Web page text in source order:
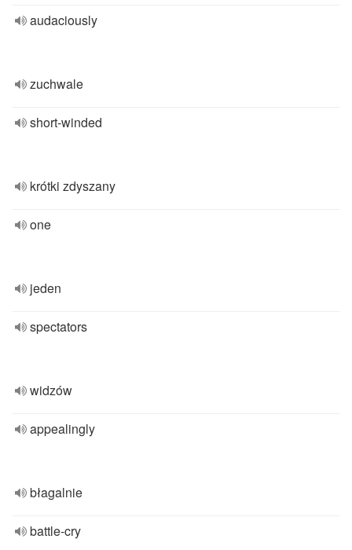
audaciously
zuchwale
short-winded
krótki zdyszany
one
jeden
spectators
widzów
appealingly
błagalnie
battle-cry